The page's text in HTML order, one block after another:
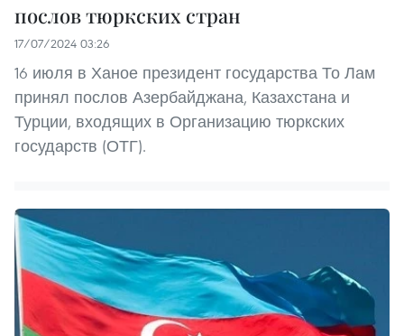
послов тюркских стран
17/07/2024 03:26
16 июля в Ханое президент государства То Лам
принял послов Азербайджана, Казахстана и
Турции, входящих в Организацию тюркских
государств (ОТГ).